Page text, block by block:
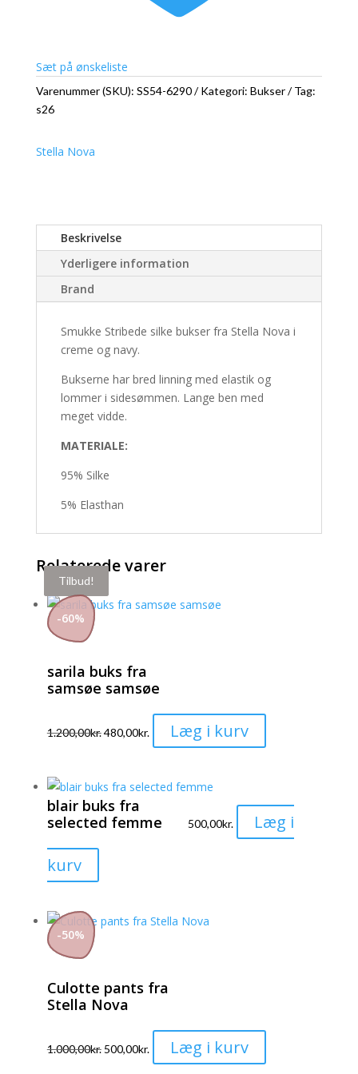
Sæt på ønskeliste
Varenummer (SKU): SS54-6290 Kategori: Bukser
Tag:
s26
Stella Nova
Beskrivelse
Yderligere information
Brand
Smukke Stribede silke bukser fra Stella Nova i
creme og navy.
Bukserne har bred linning med elastik og
lommer i sidesømmen. Lange ben med
meget vidde.
MATERIALE:
95% Silke
5% Elasthan
Relaterede varer
Tilbud!
-60%
sarila buks fra
samsøe samsøe
1.200,00kr.480,00kr. Læg i kurv
vare
varianter.
Mulighederne
blair buks fra
selected femme
500,00kr.
Læg i
kurv
vare
flere
kan
vælges
varesiden
Tilbud!
-50%
Culotte pants fra
Stella Nova
1.000,00kr. 500,00kr. Læg i kurv
vare